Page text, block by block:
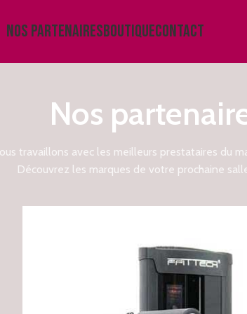
NOS PARTENAIRESBOUTIQUECONTACT
Nos
travaillons avec les meilleurs prestataires du
Découvrez les marques de votre prochaine